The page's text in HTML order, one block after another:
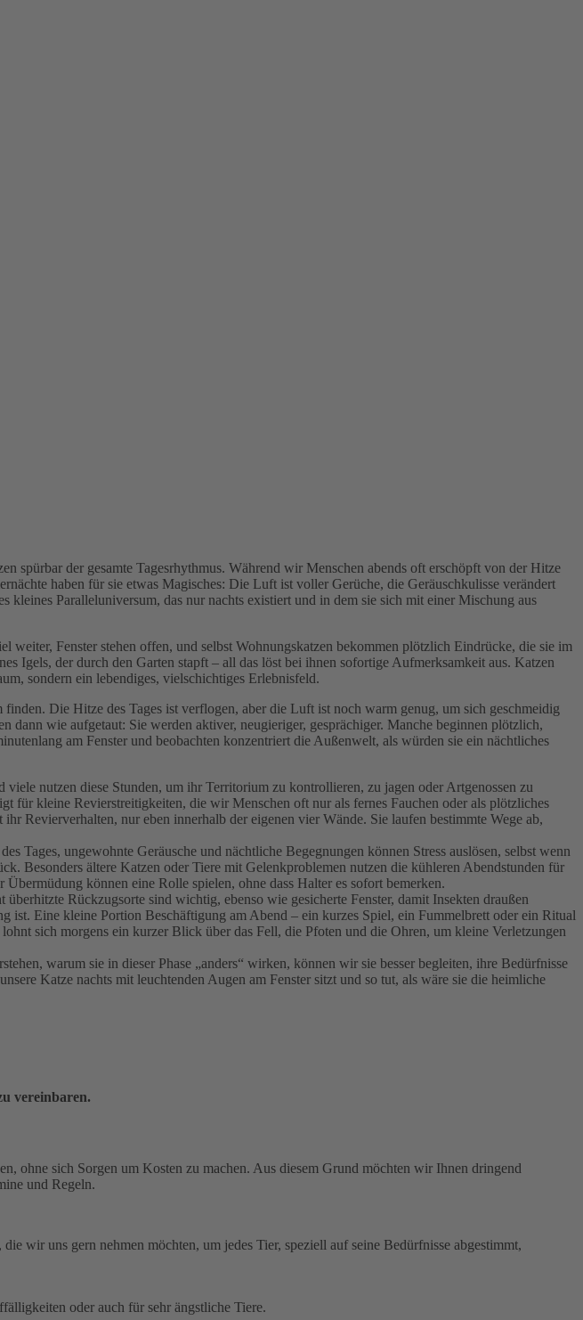
spürbar der gesamte Tagesrhythmus. Während wir Menschen abends oft erschöpft von der Hitze
haben für sie etwas Magisches: Die Luft ist voller Gerüche, die Geräuschkulisse verändert
Paralleluniversum, das nur nachts existiert und in dem sie sich mit einer Mischung aus
Fenster stehen offen, und selbst Wohnungskatzen bekommen plötzlich Eindrücke, die sie im
Igels, der durch den Garten stapft – all das löst bei ihnen sofortige Aufmerksamkeit aus. Katzen
sondern ein lebendiges, vielschichtiges Erlebnisfeld.
Die Hitze des Tages ist verflogen, aber die Luft ist noch warm genug, um sich geschmeidig
wie aufgetaut: Sie werden aktiver, neugieriger, gesprächiger. Manche beginnen plötzlich,
am Fenster und beobachten konzentriert die Außenwelt, als würden sie ein nächtliches
nutzen diese Stunden, um ihr Territorium zu kontrollieren, zu jagen oder Artgenossen zu
für kleine Revierstreitigkeiten, die wir Menschen oft nur als fernes Fauchen oder als plötzliches
Revierverhalten, nur eben innerhalb der eigenen vier Wände. Sie laufen bestimmte Wege ab,
Tages, ungewohnte Geräusche und nächtliche Begegnungen können Stress auslösen, selbst wenn
Besonders ältere Katzen oder Tiere mit Gelenkproblemen nutzen die kühleren Abendstunden für
können eine Rolle spielen, ohne dass Halter es sofort bemerken.
Rückzugsorte sind wichtig, ebenso wie gesicherte Fenster, damit Insekten draußen
ist. Eine kleine Portion Beschäftigung am Abend – ein kurzes Spiel, ein Fummelbrett oder ein Ritual
sich morgens ein kurzer Blick über das Fell, die Pfoten und die Ohren, um kleine Verletzungen
warum sie in dieser Phase „anders“ wirken, können wir sie besser begleiten, ihre Bedürfnisse
Katze nachts mit leuchtenden Augen am Fenster sitzt und so tut, als wäre sie die heimliche
vereinbaren.
ohne sich Sorgen um Kosten zu machen. Aus diesem Grund möchten wir Ihnen dringend
und Regeln.
wir uns gern nehmen möchten, um jedes Tier, speziell auf seine Bedürfnisse abgestimmt,
oder auch für sehr ängstliche Tiere.